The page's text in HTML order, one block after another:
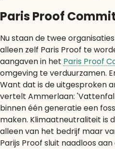
Paris Proof
Nu staan de twee
alleen zelf Paris Proof te
aangaven in het Paris Proof
omgeving te verduurzamen.
Want dat is de uitgesproken
vertelt Ammerlaan:
binnen één generatie een
maken. Klimaatneutraliteit is
alleen van het bedrijf maar
Parijs Proof sluit naadloos